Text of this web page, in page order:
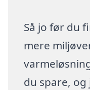
Så jo før du
mere
du spare,